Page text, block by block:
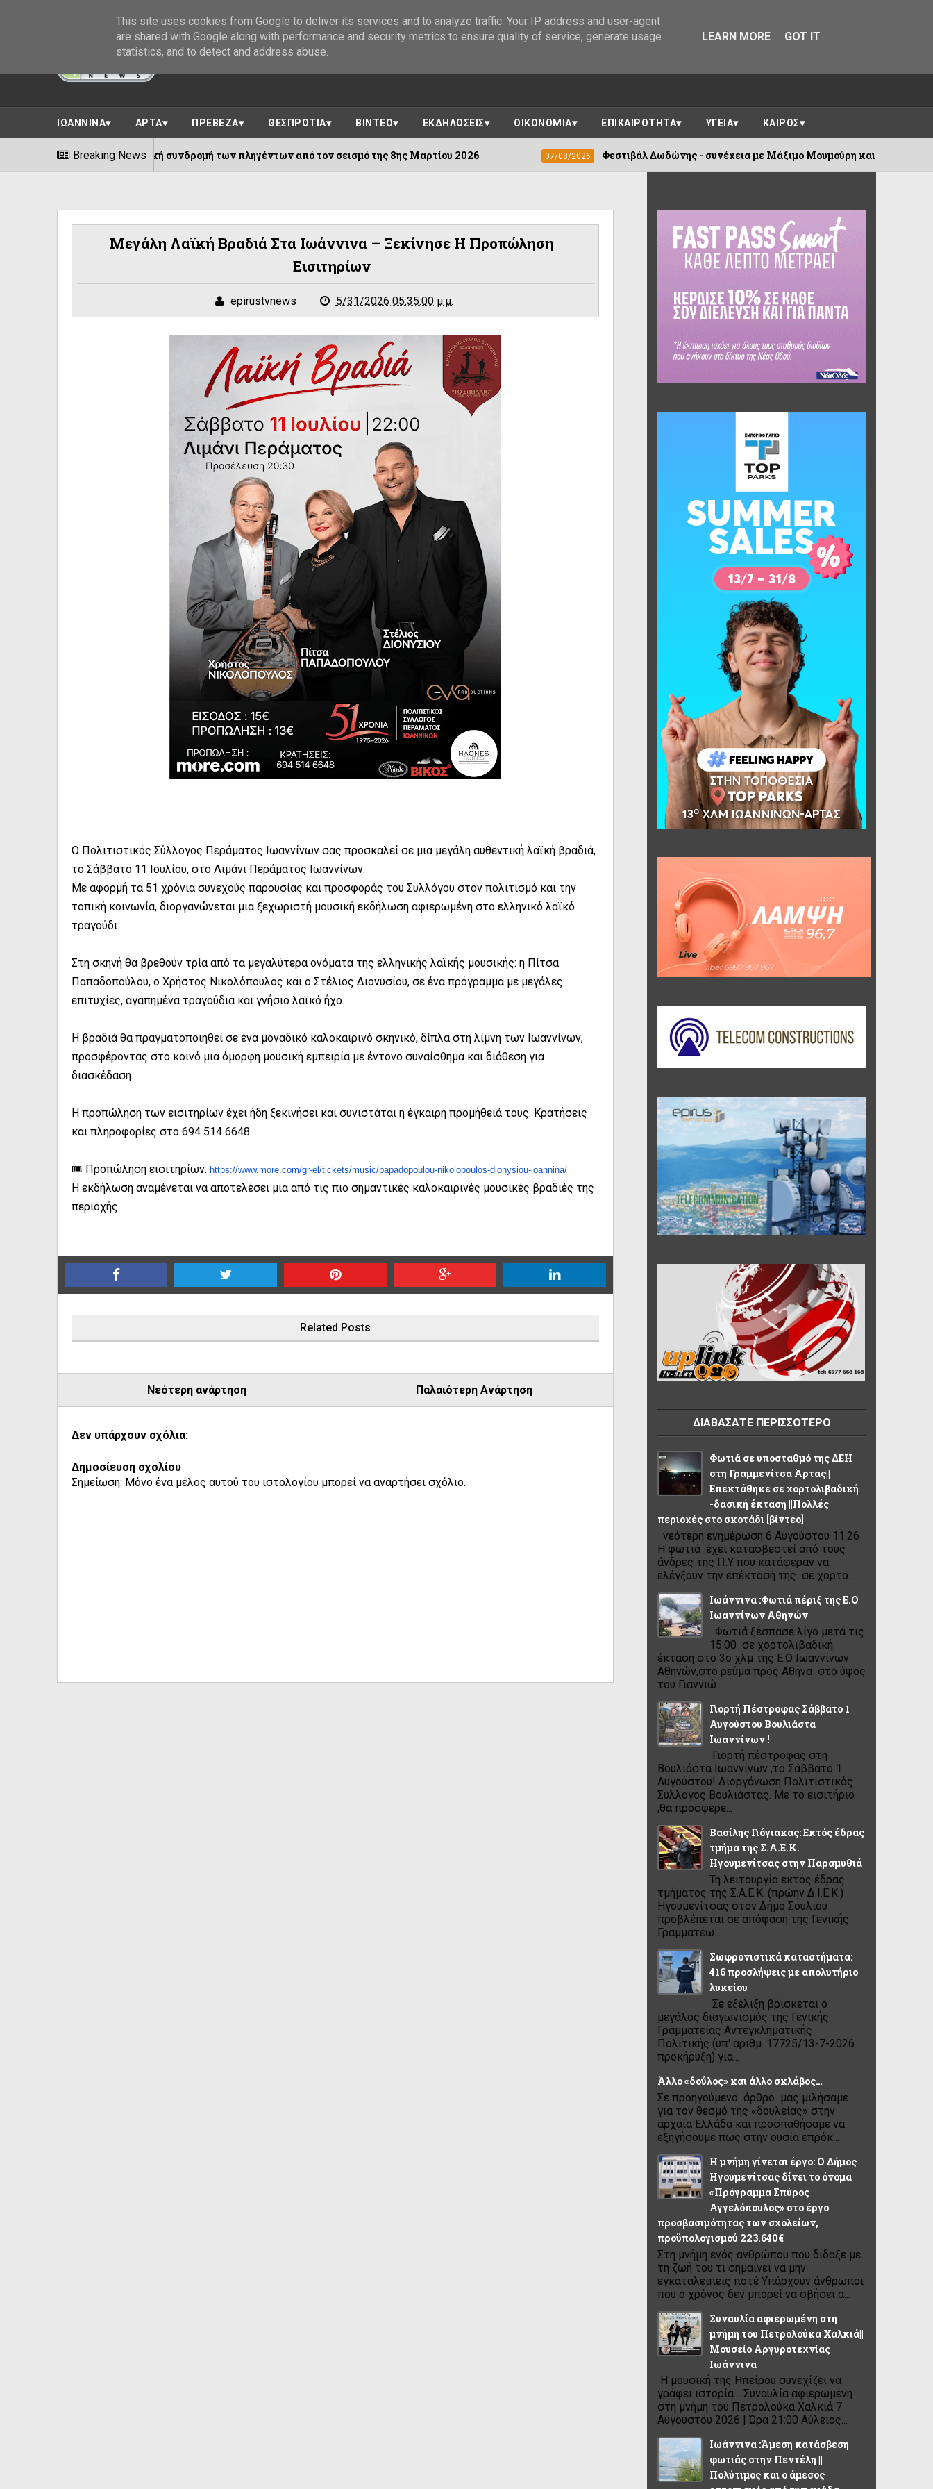
ΙΩΑΝΝΙΝΑ ΑΡΤΑ ΠΡΕΒΕΖΑ ΘΕΣΠΡΩΤΙΑ ΒΙΝΤΕΟ ΕΚΔΗΛΩΣΕΙΣ ΟΙΚΟΝΟΜΙΑ ΕΠΙΚΑΙΡΟΤΗΤΑ ΥΓΕΙΑ ΚΑΙΡΟΣ
Breaking News
τη στεγαστική συνδρομή των πληγέντων από τον σεισμό της 8ης Μαρτίου 2026 07/08/2026 Φεστιβάλ Δωδώνης - συνέχεια με Μάξιμο Μουμούρη και τον σπάνια
Μεγάλη Λαϊκή Βραδιά Στα Ιωάννινα – Ξεκίνησε Η Προπώληση
Εισιτηρίων
epirustvnews 5/31/2026 05:35:00 μ.μ.
Ο Πολιτιστικός Σύλλογος Περάματος Ιωαννίνων σας προσκαλεί σε μια μεγάλη αυθεντική λαϊκή βραδιά,
το Σάββατο 11 Ιουλίου, στο Λιμάνι Περάματος Ιωαννίνων.
Με αφορμή τα 51 χρόνια συνεχούς παρουσίας και προσφοράς του Συλλόγου στον πολιτισμό και την
τοπική κοινωνία, διοργανώνεται μια ξεχωριστή μουσική εκδήλωση αφιερωμένη στο ελληνικό λαϊκό
τραγούδι.
Στη σκηνή θα βρεθούν τρία από τα μεγαλύτερα ονόματα της ελληνικής λαϊκής μουσικής: η Πίτσα
Παπαδοπούλου, ο Χρήστος Νικολόπουλος και ο Στέλιος Διονυσίου, σε ένα πρόγραμμα με μεγάλες
επιτυχίες, αγαπημένα τραγούδια και γνήσιο λαϊκό ήχο.
Η βραδιά θα πραγματοποιηθεί σε ένα μοναδικό καλοκαιρινό σκηνικό, δίπλα στη λίμνη των Ιωαννίνων,
προσφέροντας στο κοινό μια όμορφη μουσική εμπειρία με έντονο συναίσθημα και διάθεση για
διασκέδαση.
Η προπώληση των εισιτηρίων έχει ήδη ξεκινήσει και συνιστάται η έγκαιρη προμήθειά τους. Κρατήσεις
και πληροφορίες στο 694 514 6648.
🎟️ Προπώληση εισιτηρίων: https://www.more.com/gr-el/tickets/music/papadopoulou-nikolopoulos-dionysiou-ioannina/
Η εκδήλωση αναμένεται να αποτελέσει μια από τις πιο σημαντικές καλοκαιρινές μουσικές βραδιές της
περιοχής.
Related Posts
Νεότερη ανάρτηση Παλαιότερη Ανάρτηση
Δεν υπάρχουν σχόλια:
Δημοσίευση σχολίου
Σημείωση: Μόνο ένα μέλος αυτού του ιστολογίου μπορεί να αναρτήσει σχόλιο.
ΔΙΑΒΑΣΑΤΕ ΠΕΡΙΣΣΟΤΕΡΟ
Φωτιά σε υποσταθμό της ΔΕΗ
στη Γραμμενίτσα Άρτας||
Επεκτάθηκε σε χορτολιβαδική
-δασική έκταση ||Πολλές
περιοχές στο σκοτάδι [βίντεο]
νεότερη ενημέρωση 6 Αυγούστου 11:26
Η φωτιά έχει κατασβεστεί από τους
άνδρες της Π.Υ που κατάφεραν να
ελέγξουν την επέκτασή της σε χορτο...
Ιωάννινα :Φωτιά πέριξ της Ε.Ο
Ιωαννίνων Αθηνών
Φωτιά ξέσπασε λίγο μετά τις
15:00 σε χορτολιβαδική
έκταση στο 3ο χλμ της Ε.Ο Ιωαννίνων
Αθηνών,στο ρεύμα προς Αθήνα στο ύψος
του Γιαννιώ...
Γιορτή Πέστροφας Σάββατο 1
Αυγούστου Βουλιάστα
Ιωαννίνων !
Γιορτή πέστροφας στη
Βουλιάστα Ιωαννίνων ,το Σάββατο 1
Αυγούστου! Διοργάνωση Πολιτιστικός
Σύλλογος Βουλιάστας. Με το εισιτήριο
,θα προσφέρε...
Βασίλης Γιόγιακας: Εκτός έδρας
τμήμα της Σ.Α.Ε.Κ.
Ηγουμενίτσας στην Παραμυθιά
Τη λειτουργία εκτός έδρας
τμήματος της Σ.Α.Ε.Κ. (πρώην Δ.Ι.Ε.Κ.)
Ηγουμενίτσας στον Δήμο Σουλίου
προβλέπεται σε απόφαση της Γενικής
Γραμματέω...
Σωφρονιστικά καταστήματα:
416 προσλήψεις με απολυτήριο
λυκείου
Σε εξέλιξη βρίσκεται ο
μεγάλος διαγωνισμός της Γενικής
Γραμματείας Αντεγκληματικής
Πολιτικής (υπ' αριθμ. 17725/13-7-2026
προκήρυξη) για...
Άλλο «δούλος» και άλλο σκλάβος…
Σε προηγούμενο άρθρο μας μιλήσαμε
για τον θεσμό της «δουλείας» στην
αρχαία Ελλάδα και προσπαθήσαμε να
εξηγήσουμε πως στην ουσία επρόκ...
Η μνήμη γίνεται έργο: Ο Δήμος
Ηγουμενίτσας δίνει το όνομα
«Πρόγραμμα Σπύρος
Αγγελόπουλος» στο έργο
προσβασιμότητας των σχολείων,
προϋπολογισμού 223.640€
Στη μνήμη ενός ανθρώπου που δίδαξε με
τη ζωή του τι σημαίνει να μην
εγκαταλείπεις ποτέ Υπάρχουν άνθρωποι
που ο χρόνος δεν μπορεί να σβήσει α...
Συναυλία αφιερωμένη στη
μνήμη του Πετρολούκα Χαλκιά||
Μουσείο Αργυροτεχνίας
Ιωάννινα
Η μουσική της Ηπείρου συνεχίζει να
γράφει ιστορία… Συναυλία αφιερωμένη
στη μνήμη του Πετρολούκα Χαλκιά 7
Αυγούστου 2026 | Ώρα 21:00 Αύλειος...
Ιωάννινα :Άμεση κατάσβεση
φωτιάς στην Πεντέλη ||
Πολύτιμος και ο άμεσος
This site uses cookies from Google to deliver its services and to analyze traffic. Your IP address and user-agent
are shared with Google along with performance and security metrics to ensure quality of service, generate usage
statistics, and to detect and address abuse.
LEARN MORE GOT IT